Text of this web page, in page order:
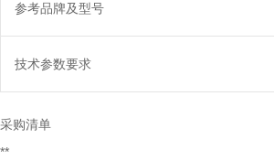
参考品牌及型号
技术参数要求
采购清单
**